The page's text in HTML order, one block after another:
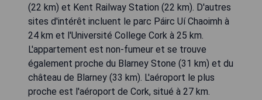
(22 km) et Kent Railway Station (22 km). D'autres
sites d'intérêt incluent le parc Páirc Uí Chaoimh à
24 km et l'Université College Cork à 25 km.
L'appartement est non-fumeur et se trouve
également proche du Blarney Stone (31 km) et du
château de Blarney (33 km). L'aéroport le plus
proche est l'aéroport de Cork, situé à 27 km.